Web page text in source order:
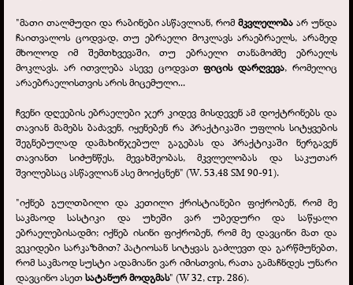
"მათი თალმუდი და რაბინები ასწავლიან, რომ მკვლელობა არ უნდა
ჩაითვალოს ცოდვად, თუ ებრაელი მოკლავს არაებრაელს, არამედ
მხოლოდ იმ შემთხვევაში, თუ ებრაელი თანამოძმე ებრაელს
მოკლავს. არ ითვლება ასევე ცოდვათ ფიცის დარღვევა, რომელიც
არაებრაელისთვის არის მიცემული...
ჩვენი დღეების ებრაელები ჯერ კიდევ მისდევენ ამ დოქტრინებს და
თავიან მამებს ბაძავენ, იყენებენ რა პრაქტიკაში უფლის სიტყვების
შეგნებულად დამახინჯებულ გაგებას და პრაქტიკაში ნერგავენ
თავიანთ სიძუნწეს, მევახშეობას, მკვლელობას და საკუთარ
შვილებსაც ასწავლიან ასე მოიქცნენ" (W. 53,48 SM 90-91).
"იქნებ გულთბილი და კეთილი ქრისტიანები ფიქრობენ, რომ მე
საკმაოდ სასტიკი და უხეში ვარ უბედური და საწყალი
ებრაელებისადმი; იქნებ ისინი ფიქრობენ, რომ მე დავცინი მათ და
ვეკიდები სარკაზმით? პატიოსან სიტყვას გაძლევთ და გარწმუნებთ,
რომ საკმაოდ სუსტი ადამიანი ვარ იმისთვის, რათა გამაჩნდეს უნარი
დავცინო ასეთსატანურ მოდგმას" (W 32, стр. 286).